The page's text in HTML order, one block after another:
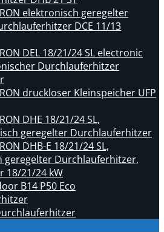
elektronisch geregelter
DCE 11/13
DEL 18/21/24 SL electronic
Durchlauferhitzer
druckloser Kleinspeicher UFP
DHE 18/21/24 SL,
geregelter Durchlauferhitzer
DHB-E 18/21/24 SL,
geregelter Durchlauferhitzer,
18/21/24 kW
B14 P50 Eco